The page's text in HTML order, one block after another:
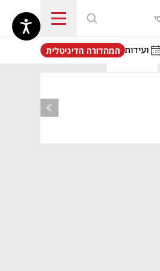
ועידות
נפתח בכרטיסייה חדשה
המהדורה הדיגיטלית